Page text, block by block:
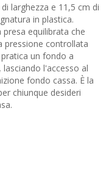
larghezza e 11,5 cm di
in plastica.
equilibrata che
pressione controllata
un fondo a
l'accesso al
fondo cassa. È la
chiunque desideri